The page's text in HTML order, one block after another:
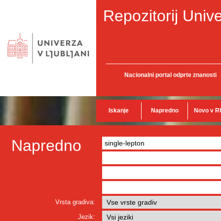
Repozitorij
Nacionalni portal odprte znanosti
Iskanje Napredno Novo v
Napredno
Vrsta gradiva:
Jezik: